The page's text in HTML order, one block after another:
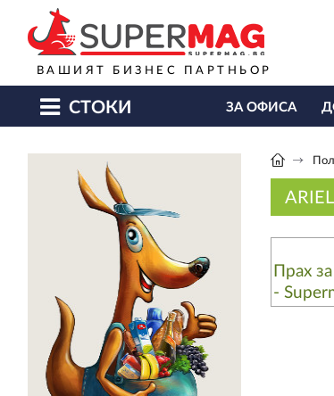
ВАШИЯТ БИЗНЕС ПАРТНЬОР
СТОКИ ЗА ОФИСА
ARIEL
Прах
-